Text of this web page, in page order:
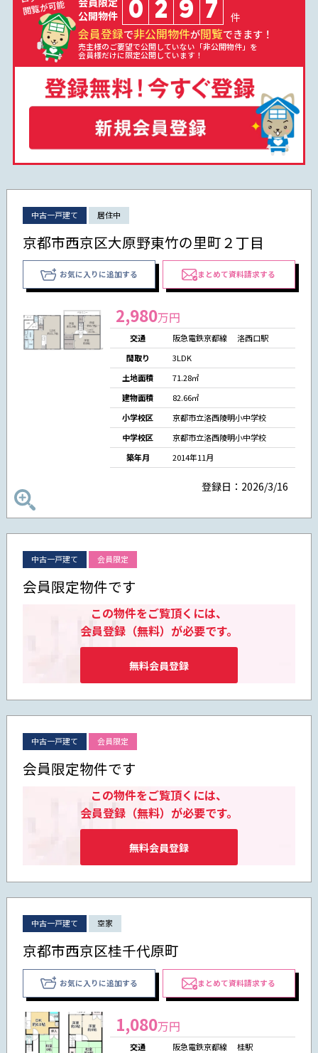
公開物件
0 2 9 7 件
会員登録で非公開物件が閲覧できます！
売主様のご要望で公開していない「非公開物件」を
会員様だけに限定公開しています！
中古一戸建て 居住中
京都市西京区大原野東竹の里町２丁目
お気に入りに追加する まとめて資料請求する
2,980万円
交通
阪急電鉄京都線 洛西口駅
間取り
3LDK
土地面積
71.28㎡
建物面積
82.66㎡
小学校区
京都市立洛西陵明小中学校
中学校区
京都市立洛西陵明小中学校
築年月
2014年11月
登録日：2026/3/16
中古一戸建て 会員限定
会員限定物件です
この物件をご覧頂くには、
会員登録（無料）が必要です。
無料会員登録
中古一戸建て 会員限定
会員限定物件です
この物件をご覧頂くには、
会員登録（無料）が必要です。
無料会員登録
中古一戸建て 空家
京都市西京区桂千代原町
お気に入りに追加する まとめて資料請求する
1,080万円
交通
阪急電鉄京都線 桂駅